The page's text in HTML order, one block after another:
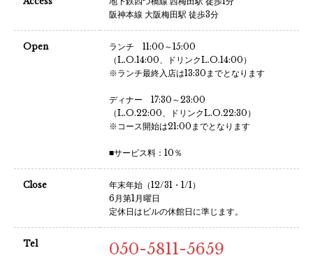
阪神本線 大阪梅田駅 徒歩3分
Open
ランチ 11:00～15:00
（L.O.14:00、ドリンクL.O.14:00）
※ランチ最終入店は13:30までとなります
ディナー 17:30～23:00
（L.O.22:00、ドリンクL.O.22:30）
※コース開始は21:00までとなります
■サービス料：10％
Close
年末年始（12/31・1/1）
6月第1月曜日
定休日はビルの休館日に準じます。
Tel 050-5811-5659